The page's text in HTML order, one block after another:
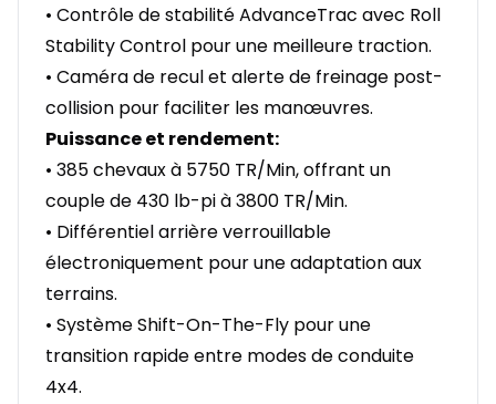
• Contrôle de stabilité AdvanceTrac avec Roll
Stability Control pour une meilleure traction.
• Caméra de recul et alerte de freinage post-
collision pour faciliter les manœuvres.
Puissance et rendement:
• 385 chevaux à 5750 TR/Min, offrant un
couple de 430 lb-pi à 3800 TR/Min.
• Différentiel arrière verrouillable
électroniquement pour une adaptation aux
terrains.
• Système Shift-On-The-Fly pour une
transition rapide entre modes de conduite
4x4.